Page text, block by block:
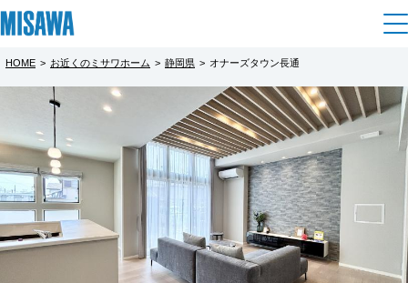
住まい
建てる [注文住宅]
商品ラインアップ
デザイン
テクノロジー（住まいの性能）
土地活用
個人のお客さま
賃貸住宅
リフォーム
戸建て・マンション
まちづくり
HOME > お近くのミサワホーム > 静岡県 > オナーズタウン長通
都道府県を選択
北海道
北海道
【完全予約制】来場予約フェア －富士市
長通－
完全予約制
9号地、ご成約につき見学できるのは9/6ま